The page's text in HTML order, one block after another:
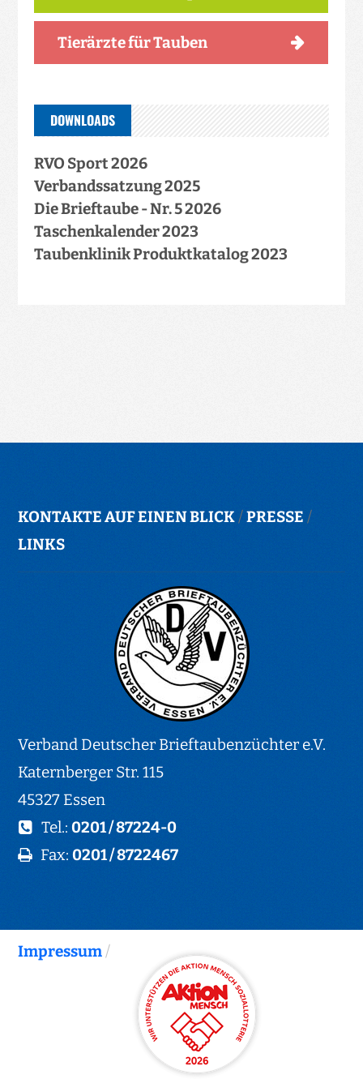
Tierärzte für Tauben
DOWNLOADS
RVO Sport 2026
Verbandssatzung 2025
Die Brieftaube - Nr. 5 2026
Taschenkalender 2023
Taubenklinik Produktkatalog 2023
KONTAKTE AUF EINEN BLICK/PRESSE /
LINKS
Verband Deutscher Brieftaubenzüchter e.V.
Katernberger Str. 115
45327 Essen
Tel.:0201 / 87224-0
Fax:0201 / 8722467
Impressum/